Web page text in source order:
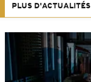
PLUS D'ACTUALITÉS